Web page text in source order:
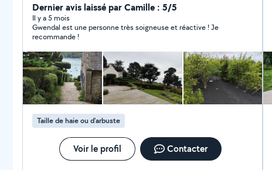
taille, débroussaillage, plantation, désherbage, création
de massifs... Je suis bien équipé et travaille en CESU si
vous le souhaitez.
Dernier avis laissé par Camille : 5/5
Il y a 5 mois
Gwendal est une personne très soigneuse et réactive ! Je
recommande !
Taille de haie ou d'arbuste
Voir le profil Contacter